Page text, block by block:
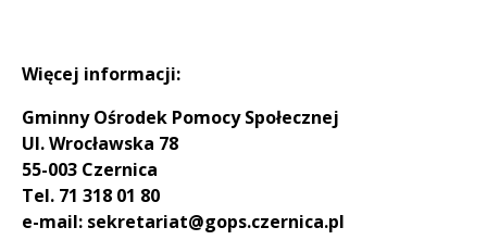
Więcej informacji:
Gminny Ośrodek Pomocy Społecznej
Ul. Wrocławska 78
55-003 Czernica
Tel. 71 318 01 80
e-mail: sekretariat@gops.czernica.pl